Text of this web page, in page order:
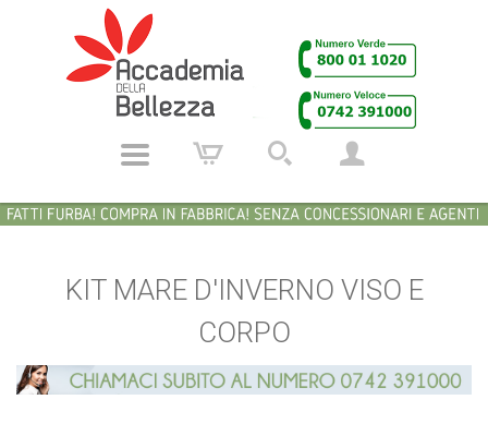
KIT MARE D'INVERNO VISO E
CORPO